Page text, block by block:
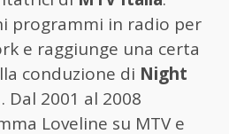
programmi in radio per
e raggiunge una certa
conduzione di Night
Dal 2001 al 2008
Loveline su MTV e